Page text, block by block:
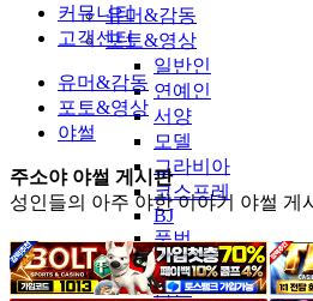
유머&감동
포토&영상
일반인
연예인
서양
모델
그라비아
코스프레
BJ
품번
후방주의
움짤
커뮤니티
고객센터
유머&감동
포토&영상
야썰
주소야 야썰 게시판
성인들의 아주 야한 이야기 야썰 게